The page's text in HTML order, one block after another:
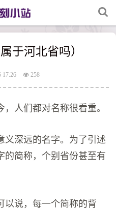
于河北省吗）
17:26 258
人们都对名称很看重。
义深远的名字。为了引述
的简称，个别省份甚至有
以说，每一个简称的背